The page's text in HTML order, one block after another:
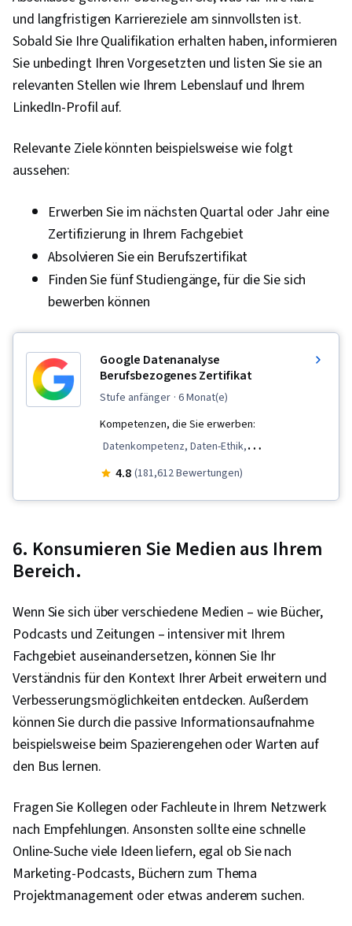
und langfristigen Karriereziele am sinnvollsten ist.
Sobald Sie Ihre Qualifikation erhalten haben, informieren
Sie unbedingt Ihren Vorgesetzten und listen Sie sie an
relevanten Stellen wie Ihrem Lebenslauf und Ihrem
LinkedIn-Profil auf.
Relevante Ziele könnten beispielsweise wie folgt
aussehen:
Erwerben Sie im nächsten Quartal oder Jahr eine
Zertifizierung in Ihrem Fachgebiet
Absolvieren Sie ein Berufszertifikat
Finden Sie fünf Studiengänge, für die Sie sich
bewerben können
Google Datenanalyse
Berufsbezogenes Zertifikat
stufe anfänger · 6 Monat(e)
Kompetenzen, die Sie erwerben:
Datenkompetenz, Daten-Ethik,
Datenvisualisierung, Interaktive
Bereinigung von Daten, Daten-Storytelling,
der Daten, LinkedIn, Web-Präsenz, Stichproben
(Statistik), Rmarkdown, SQL, Analytische
Entscheidungsfindung, Gemeinsame Nutzung
von Daten, Software zur Datenvisualisierung,
Analytik, Datenverarbeitung, Tableau-Software,
Datenumwandlung, Integrität der Daten,
Bestimmung des Stichprobenumfangs, Python-
Programmierung, NumPy, Pandas (Python-
Paket), Skripting, Computerprogrammierung,
Grundsätze der Programmierung, Prompt
4.8 (181,612 Bewertungen)
6. Konsumieren Sie Medien aus Ihrem
Bereich.
Wenn Sie sich über verschiedene Medien – wie Bücher,
Podcasts und Zeitungen – intensiver mit Ihrem
Fachgebiet auseinandersetzen, können Sie Ihr
Verständnis für den Kontext Ihrer Arbeit erweitern und
Verbesserungsmöglichkeiten entdecken. Außerdem
können Sie durch die passive Informationsaufnahme
beispielsweise beim Spazierengehen oder Warten auf
den Bus lernen.
Fragen Sie Kollegen oder Fachleute in Ihrem Netzwerk
nach Empfehlungen. Ansonsten sollte eine schnelle
Online-Suche viele Ideen liefern, egal ob Sie nach
Marketing-Podcasts, Büchern zum Thema
Projektmanagement oder etwas anderem suchen.